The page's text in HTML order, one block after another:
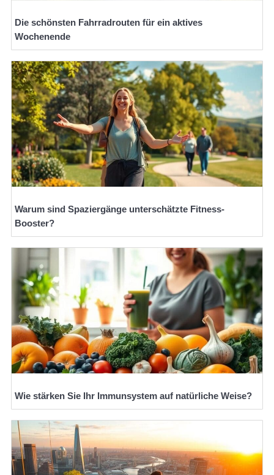
Die schönsten Fahrradrouten für ein aktives
Wochenende
Warum sind Spaziergänge unterschätzte Fitness-
Booster?
Wie stärken Sie Ihr Immunsystem auf natürliche Weise?